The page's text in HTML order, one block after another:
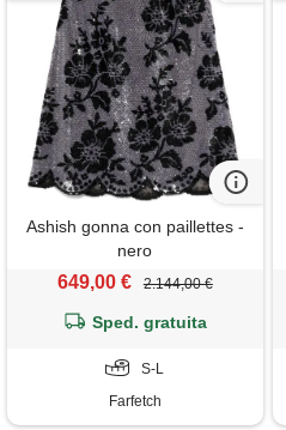
Ashish gonna con paillettes -
nero
649,00 € 2.144,00 €
Sped. gratuita
S-L
Farfetch